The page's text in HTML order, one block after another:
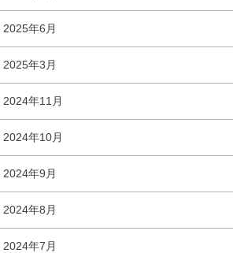
2025年6月
2025年3月
2024年11月
2024年10月
2024年9月
2024年8月
2024年7月